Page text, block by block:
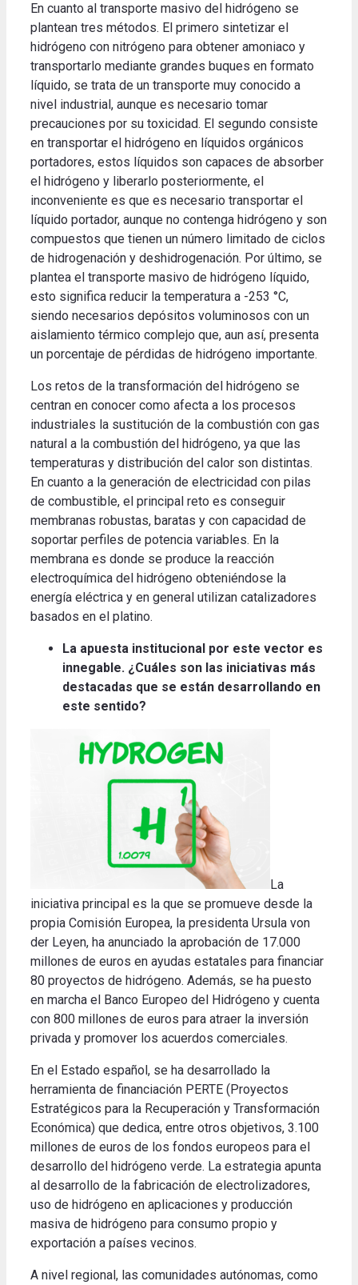
En cuanto al transporte masivo del hidrógeno se
plantean tres métodos. El primero sintetizar el
hidrógeno con nitrógeno para obtener amoniaco y
transportarlo mediante grandes buques en formato
líquido, se trata de un transporte muy conocido a
nivel industrial, aunque es necesario tomar
precauciones por su toxicidad. El segundo consiste
en transportar el hidrógeno en líquidos orgánicos
portadores, estos líquidos son capaces de absorber
el hidrógeno y liberarlo posteriormente, el
inconveniente es que es necesario transportar el
líquido portador, aunque no contenga hidrógeno y son
compuestos que tienen un número limitado de ciclos
de hidrogenación y deshidrogenación. Por último, se
plantea el transporte masivo de hidrógeno líquido,
esto significa reducir la temperatura a -253 °C,
siendo necesarios depósitos voluminosos con un
aislamiento térmico complejo que, aun así, presenta
un porcentaje de pérdidas de hidrógeno importante.
Los retos de la transformación del hidrógeno se
centran en conocer como afecta a los procesos
industriales la sustitución de la combustión con gas
natural a la combustión del hidrógeno, ya que las
temperaturas y distribución del calor son distintas.
En cuanto a la generación de electricidad con pilas
de combustible, el principal reto es conseguir
membranas robustas, baratas y con capacidad de
soportar perfiles de potencia variables. En la
membrana es donde se produce la reacción
electroquímica del hidrógeno obteniéndose la
energía eléctrica y en general utilizan catalizadores
basados en el platino.
La apuesta institucional por este vector es
innegable. ¿Cuáles son las iniciativas más
destacadas que se están desarrollando en
este sentido?
La
iniciativa principal es la que se promueve desde la
propia Comisión Europea, la presidenta Ursula von
der Leyen, ha anunciado la aprobación de 17.000
millones de euros en ayudas estatales para financiar
80 proyectos de hidrógeno. Además, se ha puesto
en marcha el Banco Europeo del Hidrógeno y cuenta
con 800 millones de euros para atraer la inversión
privada y promover los acuerdos comerciales.
En el Estado español, se ha desarrollado la
herramienta de financiación PERTE (Proyectos
Estratégicos para la Recuperación y Transformación
Económica) que dedica, entre otros objetivos, 3.100
millones de euros de los fondos europeos para el
desarrollo del hidrógeno verde. La estrategia apunta
al desarrollo de la fabricación de electrolizadores,
uso de hidrógeno en aplicaciones y producción
masiva de hidrógeno para consumo propio y
exportación a países vecinos.
A nivel regional, las comunidades autónomas, como